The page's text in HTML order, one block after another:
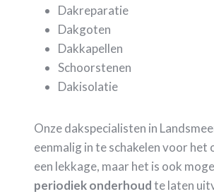
Dakreparatie
Dakgoten
Dakkapellen
Schoorstenen
Dakisolatie
Onze dakspecialisten in
eenmalig in te schakelen voor het
een lekkage, maar het is ook
periodiekonderhoudte laten